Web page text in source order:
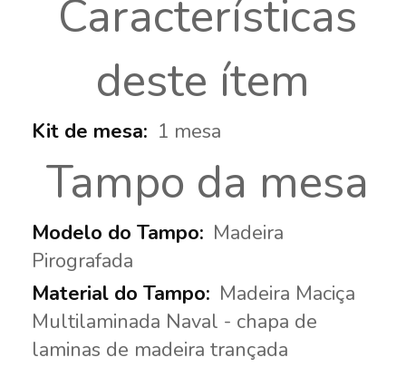
Características
deste ítem
1 mesa
Tampo da mesa
Madeira
Pirografada
Madeira Maciça
Multilaminada Naval - chapa de
laminas de madeira trançada